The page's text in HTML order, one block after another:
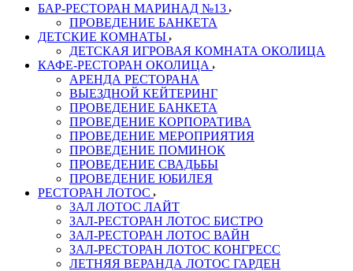
БАР-РЕСТОРАН МАРИНАД №13
ПРОВЕДЕНИЕ БАНКЕТА
ДЕТСКИЕ КОМНАТЫ
ДЕТСКАЯ ИГРОВАЯ КОМНАТА ОКОЛИЦА
КАФЕ-РЕСТОРАН ОКОЛИЦА
АРЕНДА РЕСТОРАНА
ВЫЕЗДНОЙ КЕЙТЕРИНГ
ПРОВЕДЕНИЕ БАНКЕТА
ПРОВЕДЕНИЕ КОРПОРАТИВА
ПРОВЕДЕНИЕ МЕРОПРИЯТИЯ
ПРОВЕДЕНИЕ ПОМИНОК
ПРОВЕДЕНИЕ СВАДЬБЫ
ПРОВЕДЕНИЕ ЮБИЛЕЯ
РЕСТОРАН ЛОТОС
ЗАЛ ЛОТОС ЛАЙТ
ЗАЛ-РЕСТОРАН ЛОТОС БИСТРО
ЗАЛ-РЕСТОРАН ЛОТОС ВАЙН
ЗАЛ-РЕСТОРАН ЛОТОС КОНГРЕСС
ЛЕТНЯЯ ВЕРАНДА ЛОТОС ГАРДЕН